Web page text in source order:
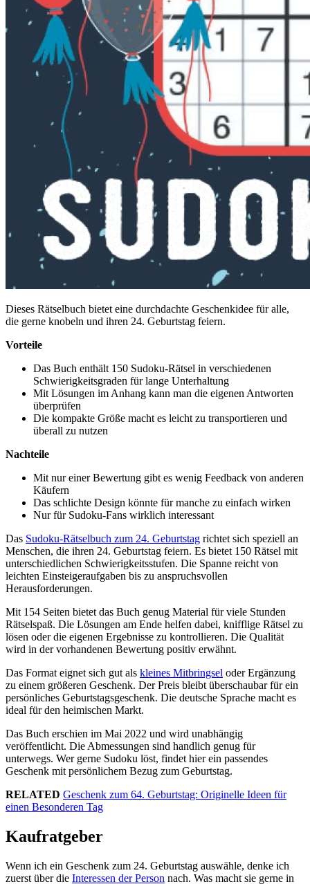
Dieses Rätselbuch bietet eine durchdachte Geschenkidee für alle,
die gerne knobeln und ihren 24. Geburtstag feiern.
Vorteile
Das Buch enthält 150 Sudoku-Rätsel in verschiedenen
Schwierigkeitsgraden für lange Unterhaltung
Mit Lösungen im Anhang kann man die eigenen Antworten
überprüfen
Die kompakte Größe macht es leicht zu transportieren und
überall zu nutzen
Nachteile
Mit nur einer Bewertung gibt es wenig Feedback von anderen
Käufern
Das schlichte Design könnte für manche zu einfach wirken
Nur für Sudoku-Fans wirklich interessant
Das Sudoku-Rätselbuch zum 24. Geburtstag richtet sich speziell an
Menschen, die ihren 24. Geburtstag feiern. Es bietet 150 Rätsel mit
unterschiedlichen Schwierigkeitsstufen. Die Spanne reicht von
leichten Einsteigeraufgaben bis zu anspruchsvollen
Herausforderungen.
Mit 154 Seiten bietet das Buch genug Material für viele Stunden
Rätselspaß. Die Lösungen am Ende helfen dabei, knifflige Rätsel zu
lösen oder die eigenen Ergebnisse zu kontrollieren. Die Qualität
wird in der vorhandenen Bewertung positiv erwähnt.
Das Format eignet sich gut als kleines Mitbringsel oder Ergänzung
zu einem größeren Geschenk. Der Preis bleibt überschaubar für ein
persönliches Geburtstagsgeschenk. Die deutsche Sprache macht es
ideal für den heimischen Markt.
Das Buch erschien im Mai 2022 und wird unabhängig
veröffentlicht. Die Abmessungen sind handlich genug für
unterwegs. Wer gerne Sudoku löst, findet hier ein passendes
Geschenk mit persönlichem Bezug zum Geburtstag.
RELATED Geschenk zum 64. Geburtstag: Originelle Ideen für
einen Besonderen Tag
Kaufratgeber
Wenn ich ein Geschenk zum 24. Geburtstag auswähle, denke ich
zuerst über die Interessen der Person nach. Was macht sie gerne in